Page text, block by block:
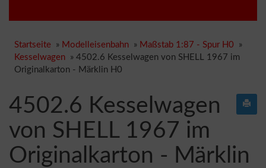
Startseite » Modelleisenbahn » Maßstab 1:87 - Spur H0 »
Kesselwagen » 4502.6 Kesselwagen von SHELL 1967 im
Originalkarton - Märklin H0
4502.6 Kesselwagen
von SHELL 1967 im
Originalkarton - Märklin